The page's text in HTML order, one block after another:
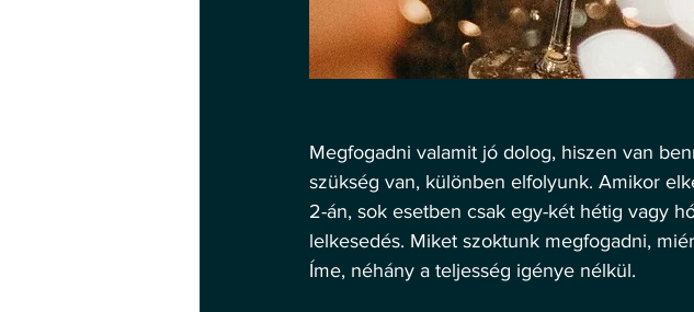
Megfogadni valamit jó dolog, hiszen van
szükség van, különben elfolyunk. Amikor
2-án, sok esetben csak egy-két hétig vagy
lelkesedés. Miket szoktunk megfogadni,
Íme, néhány a teljesség igénye nélkül.